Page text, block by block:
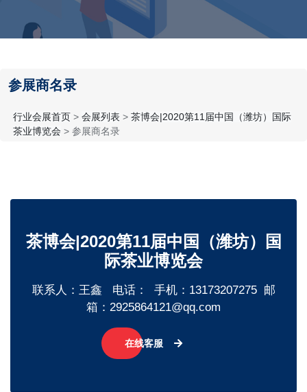
参展商名录
行业会展首页 > 会展列表 > 茶博会|2020第11届中国（潍坊）国际
茶业博览会 > 参展商名录
茶博会|2020第11届中国（潍坊）国
际茶业博览会
联系人：王鑫 电话： 手机：13173207275 邮
箱：2925864121@qq.com
在线客服